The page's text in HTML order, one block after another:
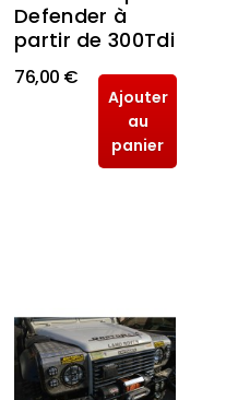
Defender à
partir de 300Tdi
76,00 €
Ajouter
au
panier